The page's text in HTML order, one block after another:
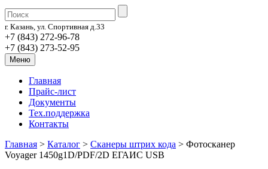
г. Казань, ул. Спортивная д.33
+7 (843) 272-96-78
+7 (843) 273-52-95
Меню
Главная
Прайс-лист
Документы
Тех.поддержка
Контакты
Главная > Каталог > Сканеры штрих кода > Фотосканер
Voyager 1450g1D/PDF/2D ЕГАИС USB